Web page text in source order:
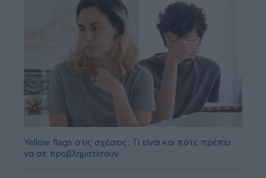
Yellow flags στις σχέσεις: Τι είναι και πότε πρέπει
να σε προβληματίσουν